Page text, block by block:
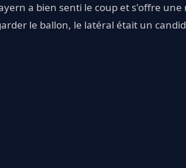
a bien senti le coup et s'offre
le ballon, le latéral était un